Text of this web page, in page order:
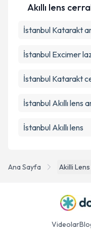
Ana Sayfa Akilli
Akıllı lens
İstanbul Katarakt
İstanbul Excimer
İstanbul Katarakt
İstanbul Akıllı lens
İstanbul Akıllı lens
Videolar